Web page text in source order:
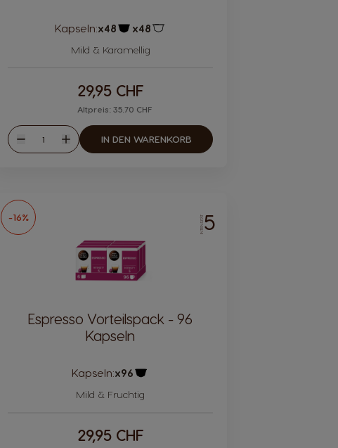
Kapseln:x48 x48
Mild & Karamellig
29,95 CHF
Altpreis: 35.70 CHF
Weniger
Menge
Mehr
IN DEN WARENKORB
-16% INTENSITÄT5
Espresso Vorteilspack - 96
Kapseln
Kapseln:x96
Mild & Fruchtig
29,95 CHF